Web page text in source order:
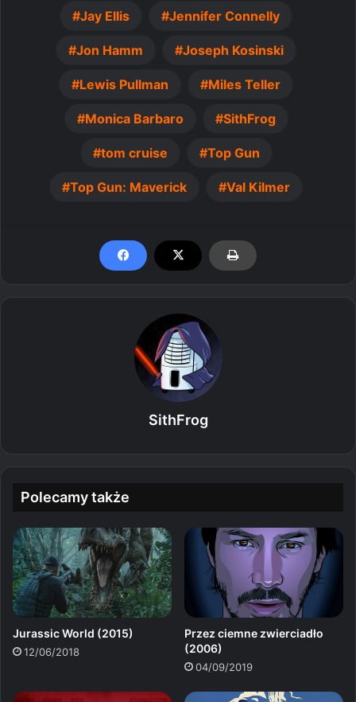
Jay Ellis Jennifer Connelly
Jon Hamm Joseph Kosinski
Lewis Pullman Miles Teller
Monica Barbaro SithFrog
tom cruise Top Gun
Top Gun: Maverick Val Kilmer
SithFrog
Polecamy także
Jurassic World (2015)
12/06/2018
Przez ciemne zwierciadło
(2006)
04/09/2019